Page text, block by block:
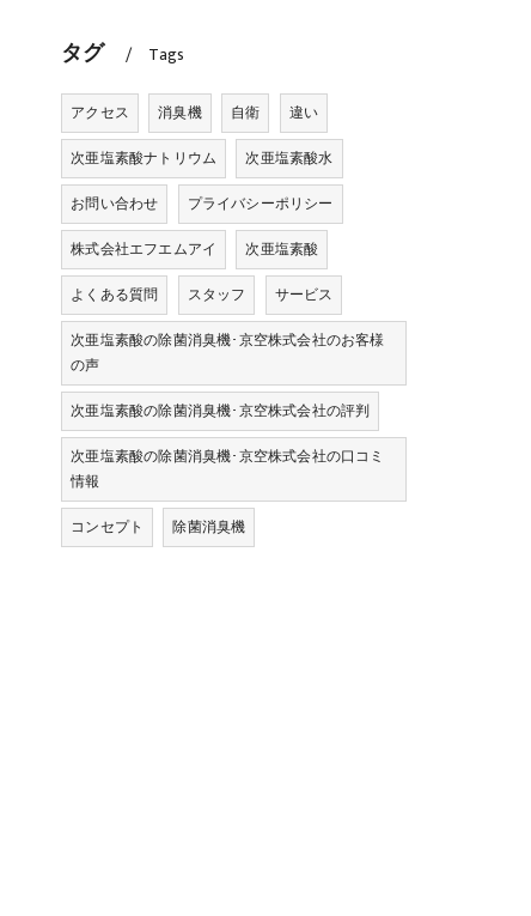
タグ Tags
アクセス 消臭機 自衛
違い
次亜塩素酸ナトリウム
次亜塩素酸水
お問い合わせ
プライバシーポリシー
株式会社エフエムアイ
次亜塩素酸
よくある質問
スタッフ
サービス
次亜塩素酸の除菌消臭機･京空株式会社のお客様
の声
次亜塩素酸の除菌消臭機･京空株式会社の評判
次亜塩素酸の除菌消臭機･京空株式会社の口コミ
情報
コンセプト
除菌消臭機